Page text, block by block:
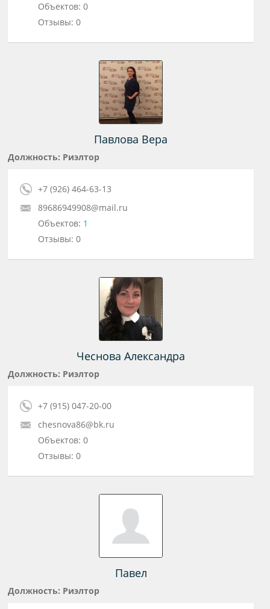
Объектов: 0
Отзывы: 0
Павлова Вера
Должность: Риэлтор
+7 (926) 464-63-13
89686949908@mail.ru
Объектов: 1
Отзывы: 0
Чеснова Александра
Должность: Риэлтор
+7 (915) 047-20-00
chesnova86@bk.ru
Объектов: 0
Отзывы: 0
Павел
Должность: Риэлтор